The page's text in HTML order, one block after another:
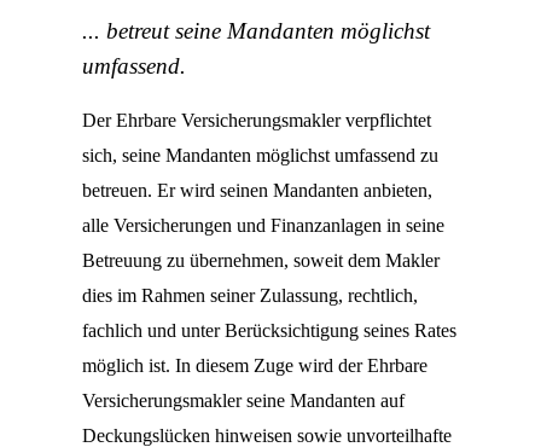
... betreut seine Mandanten möglichst
umfassend.
Der Ehrbare Versicherungsmakler verpflichtet
sich, seine Mandanten möglichst umfassend zu
betreuen. Er wird seinen Mandanten anbieten,
alle Versicherungen und Finanzanlagen in seine
Betreuung zu übernehmen, soweit dem Makler
dies im Rahmen seiner Zulassung, rechtlich,
fachlich und unter Berücksichtigung seines Rates
möglich ist. In diesem Zuge wird der Ehrbare
Versicherungsmakler seine Mandanten auf
Deckungslücken hinweisen sowie unvorteilhafte